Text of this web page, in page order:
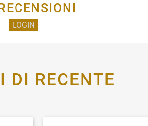
LOGIN
DI RECENTE